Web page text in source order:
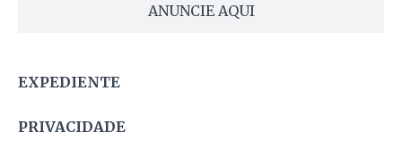
ANUNCIE AQUI
EXPEDIENTE
PRIVACIDADE